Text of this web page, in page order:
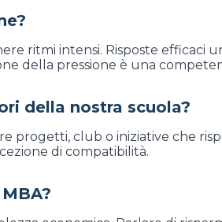
ritmi intensi. Risposte efficaci
della pressione è una
della nostra scuola?
progetti, club o iniziative che
di compatibilità.